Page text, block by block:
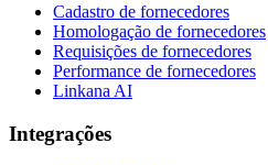
Cadastro de fornecedores
Homologação de fornecedores
Requisições de fornecedores
Performance de fornecedores
Linkana AI
Integrações